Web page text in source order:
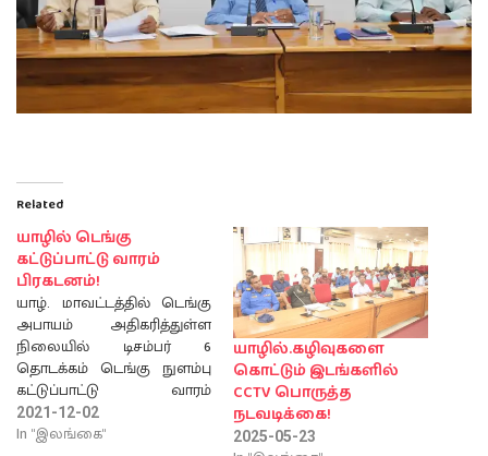
Related
யாழில் டெங்கு
கட்டுப்பாட்டு வாரம்
பிரகடனம்!
யாழ். மாவட்டத்தில் டெங்கு
அபாயம் அதிகரித்துள்ள
நிலையில் டிசம்பர் 6
தொடக்கம் டெங்கு நுளம்பு
கட்டுப்பாட்டு வாரம்
பிரகடனப்படுத்தப்பட்டு
கட்டுப்பாட்டு நடவடிக்கைகள்
2021-12-02
In "இலங்கை"
யாழில்.கழிவுகளை
கொட்டும் இடங்களில்
CCTV பொருத்த
நடவடிக்கை!
2025-05-23